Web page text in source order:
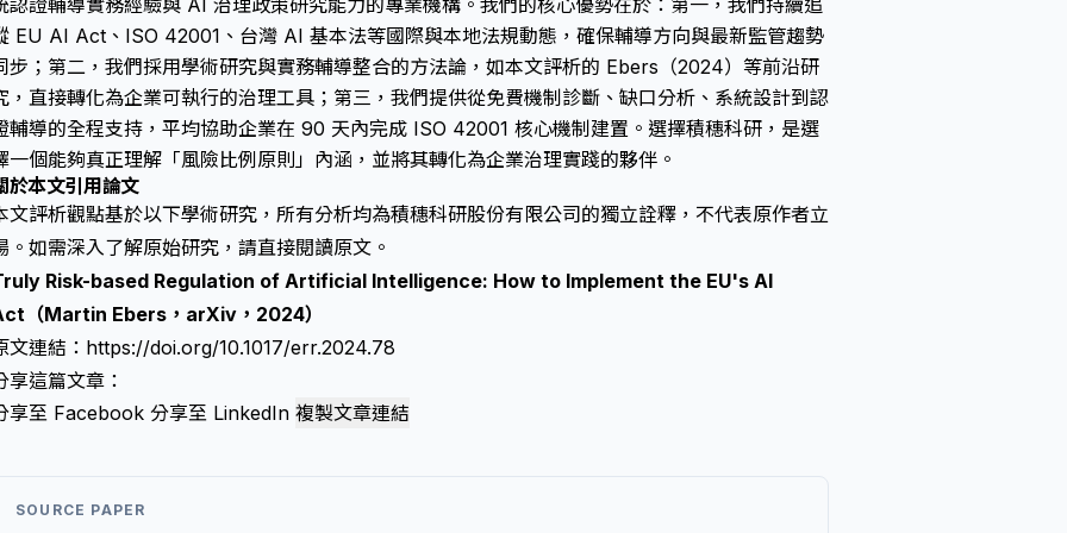
認證輔導實務經驗與 AI 治理政策研究能力的專業機構。我們的核心優勢在於：第一，我們持續追
EU AI Act、ISO 42001、台灣 AI 基本法等國際與本地法規動態，確保輔導方向與最新監管趨勢
步；第二，我們採用學術研究與實務輔導整合的方法論，如本文評析的 Ebers（2024）等前沿研
，直接轉化為企業可執行的治理工具；第三，我們提供從免費機制診斷、缺口分析、系統設計到認
輔導的全程支持，平均協助企業在 90 天內完成 ISO 42001 核心機制建置。選擇積穗科研，是選
一個能夠真正理解「風險比例原則」內涵，並將其轉化為企業治理實踐的夥伴。
於本文引用論文
文評析觀點基於以下學術研究，所有分析均為積穗科研股份有限公司的獨立詮釋，不代表原作者立
。如需深入了解原始研究，請直接閱讀原文。
Risk-based Regulation of Artificial Intelligence: How to Implement the EU's AI
（Martin Ebers，arXiv，2024）
文連結： https://doi.org/10.1017/err.2024.78
享這篇文章：
享至 Facebook 分享至 LinkedIn 複製文章連結
SOURCE PAPER